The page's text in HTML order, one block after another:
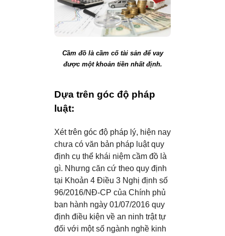
Cầm đồ là cầm cố tài sản để vay
được một khoản tiền nhất định.
Dựa trên góc độ pháp
luật:
Xét trên góc độ pháp lý, hiện nay
chưa có văn bản pháp luật quy
định cụ thể khái niệm cầm đồ là
gì. Nhưng căn cứ theo quy định
tại Khoản 4 Điều 3 Nghị định số
96/2016/NĐ-CP của Chính phủ
ban hành ngày 01/07/2016 quy
định điều kiện về an ninh trật tự
đối với một số ngành nghề kinh